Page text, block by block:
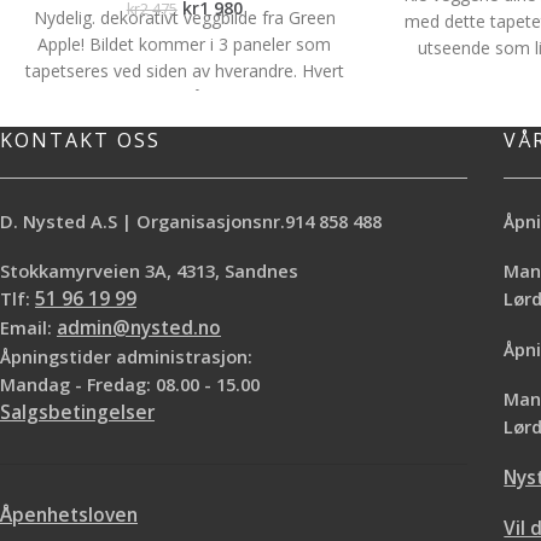
kr2 475 kr1 980
Nydelig. dekorativt veggbilde fra Green
Apple! Bildet kommer i 3 paneler som
tapetseres ved siden av hverandre. Hvert
panel har en bredde på 68,3cm Pris er for
hele bildet som har en totalbredde på
2,05m og høyde 3,05m
WovenTotal bredde:2,05mHøyde:
veggen.
med dette
utseende som
preg. Tapetet
kolleksjonen
inspirert av
Rockies og Vest/
en vinyltapet
den er vaskbar og
rom bortsett fra
10.05m
Non - wowen Vi
regne ut hvor
Normal
KONTAKT OSS
D. Nysted A.S | Organisasjonsnr.914 858 488
Stokkamyrveien 3A, 4313, Sandnes
Tlf: 51 96 19 99
Email: admin@nysted.no
Åpningstider administrasjon:
Mandag - Fredag: 08.00 - 15.00
Salgsbetingelser
Åpenhetsloven
Vil